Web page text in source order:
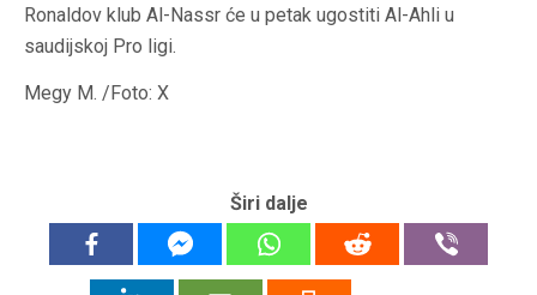
Ronaldov klub Al-Nassr će u petak ugostiti Al-Ahli u
saudijskoj Pro ligi.
Megy M. /Foto: X
Širi dalje